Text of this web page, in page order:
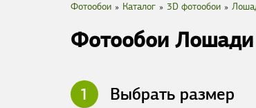
Фотообои » Каталог » 3D фотообои »
Фотообои Лошади
1 Выбрать размер